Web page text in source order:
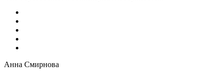
Анна Смирнова